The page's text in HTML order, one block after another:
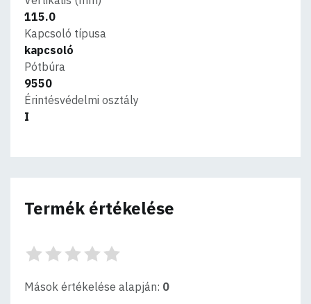
115.0
Kapcsoló típusa
kapcsoló
Pótbúra
9550
Érintésvédelmi osztály
I
Termék értékelése
Mások értékelése alapján: 0